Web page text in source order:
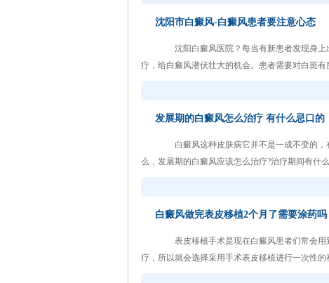
沈阳市白癜风-白癜风患者要注意心态
沈阳白癜风医院？每当有新患者发现身上
疗，给白癜风潜伏壮大的机会。患者需要对白斑有
发展期的白癜风怎么治疗 有什么忌口的
白癜风这种皮肤病它并不是一成不变的，
么，发展期的白癜风应该怎么治疗?治疗期间有什
白癜风做完表皮移植2个月了需要涂药吗
表皮移植手术是现在白癜风患者们常会用
疗，所以就会选择采用手术表皮移植进行一次性的